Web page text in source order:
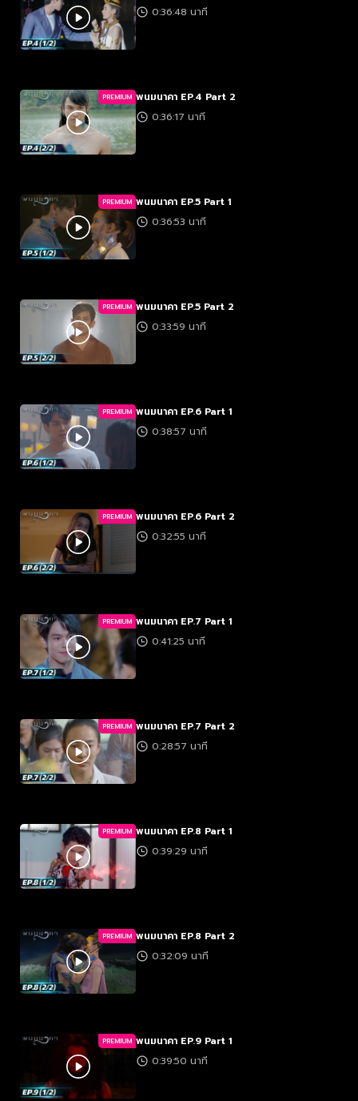
0:36:48 นาที
PREMIUM พนมนาคา EP.4 Part 2
0:36:17 นาที
PREMIUM พนมนาคา EP.5 Part 1
0:36:53 นาที
PREMIUM พนมนาคา EP.5 Part 2
0:33:59 นาที
PREMIUM พนมนาคา EP.6 Part 1
0:38:57 นาที
PREMIUM พนมนาคา EP.6 Part 2
0:32:55 นาที
PREMIUM พนมนาคา EP.7 Part 1
0:41:25 นาที
PREMIUM พนมนาคา EP.7 Part 2
0:28:57 นาที
PREMIUM พนมนาคา EP.8 Part 1
0:39:29 นาที
PREMIUM พนมนาคา EP.8 Part 2
0:32:09 นาที
PREMIUM พนมนาคา EP.9 Part 1
0:39:50 นาที